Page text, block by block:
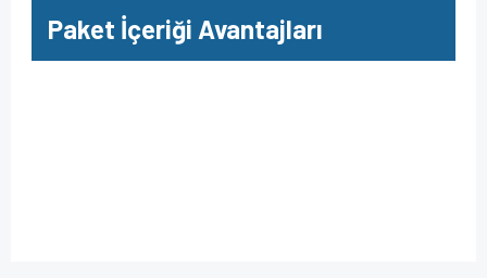
Paket İçeriği Avantajları